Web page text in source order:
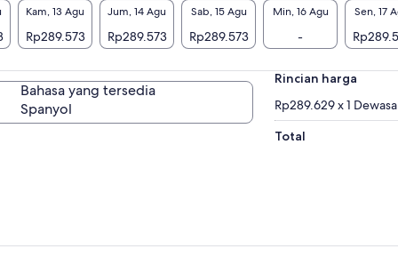
Kam, 13 Agu
Rp289.573
Jum, 14 Agu
Rp289.573
Sab, 15 Agu
Rp289.573
Min, 16 Agu
-
Sen, 17
Bahasa yang tersedia
Spanyol
Rincian harga
Rp289.629 x 1 Dewasa
Total